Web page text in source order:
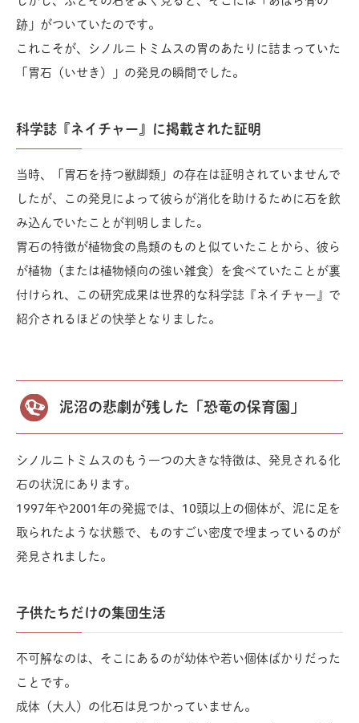
跡」がついていたのです。
これこそが、シノルニトミムスの胃のあたりに詰まっていた
「胃石（いせき）」の発見の瞬間でした。
科学誌『ネイチャー』に掲載された証明
当時、「胃石を持つ獣脚類」の存在は証明されていませんで
したが、この発見によって彼らが消化を助けるために石を飲
み込んでいたことが判明しました。
胃石の特徴が植物食の鳥類のものと似ていたことから、彼ら
が植物（または植物傾向の強い雑食）を食べていたことが裏
付けられ、この研究成果は世界的な科学誌『ネイチャー』で
紹介されるほどの快挙となりました。
泥沼の悲劇が残した「恐竜の保育園」
シノルニトミムスのもう一つの大きな特徴は、発見される化
石の状況にあります。
1997年や2001年の発掘では、10頭以上の個体が、泥に足を
取られたような状態で、ものすごい密度で埋まっているのが
発見されました。
子供たちだけの集団生活
不可解なのは、そこにあるのが幼体や若い個体ばかりだった
ことです。
成体（大人）の化石は見つかっていません。